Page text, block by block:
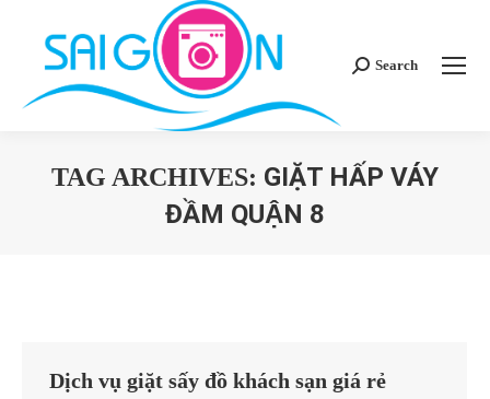
Search:
Search
TAG ARCHIVES: GIẶT HẤP VÁY
ĐẦM QUẬN 8
Dịch vụ giặt sấy đồ khách sạn giá rẻ